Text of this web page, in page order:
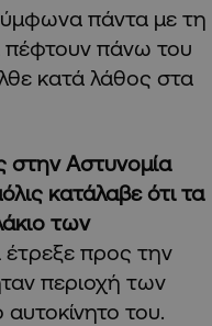
πάντα με τη
πέφτουν πάνω του
κατά λάθος στα
στην Αστυνομία
κατάλαβε ότι τα
των
προς την
περιοχή των
του.